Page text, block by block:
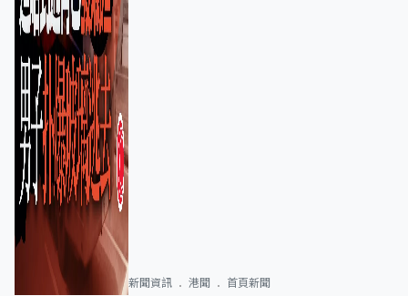
新聞資訊 港聞 首頁新聞